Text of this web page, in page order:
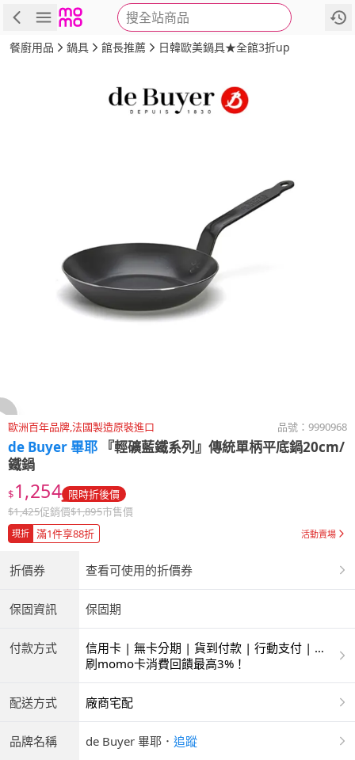
搜全站商品
商品 評價 詳情
餐廚用品 鍋具 館長推薦 日韓歐美鍋具★全館3折up
歐洲百年品牌,法國製造原裝進口 品號： 9990968
de Buyer 畢耶
『輕礦藍鐵系列』傳統單柄平底鍋20cm/
鐵鍋
$1,254 限時折後價
$1,425促銷價$1,895市售價
現折 滿1件享88折 活動賣場
折價券 查看可使用的折價券
保固資訊 保固期
付款方式
信用卡 | 無卡分期 | 貨到付款 | 行動支付 | 超
商付款 | ATM | 銀聯卡
刷momo卡消費回饋最高3%！
配送方式 廠商宅配
品牌名稱 de Buyer 畢耶 ． 追蹤